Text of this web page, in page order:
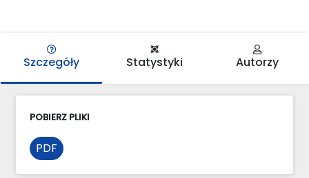
Szczegóły Statystyki Autorzy
POBIERZ PLIKI
PDF